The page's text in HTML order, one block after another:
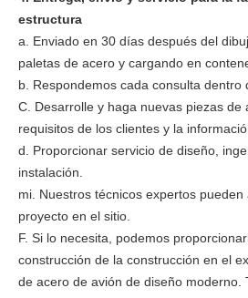
estructura
a. Enviado en 30 días después del
paletas de acero y cargando en
b. Respondemos cada consulta dentro
C. Desarrolle y haga nuevas piezas de
requisitos de los clientes y la
d. Proporcionar servicio de diseño,
instalación.
mi. Nuestros técnicos expertos
proyecto en el sitio.
F. Si lo necesita, podemos
construcción de la construcción en el
de acero de avión de diseño moderno.